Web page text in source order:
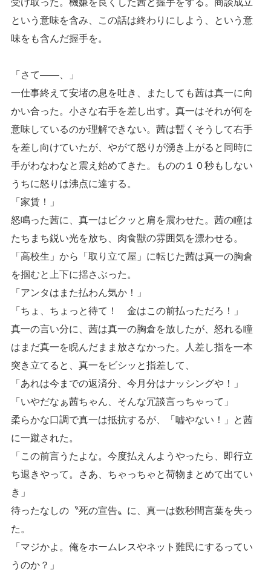
という意味を含み、この話は終わりにしよう、という意
味をも含んだ握手を。
「さて――、」
一仕事終えて安堵の息を吐き、またしても茜は真一に向
かい合った。小さな右手を差し出す。真一はそれが何を
意味しているのか理解できない。茜は暫くそうして右手
を差し向けていたが、やがて怒りが湧き上がると同時に
手がわなわなと震え始めてきた。ものの１０秒もしない
うちに怒りは沸点に達する。
「家賃！」
怒鳴った茜に、真一はビクッと肩を震わせた。茜の瞳は
たちまち鋭い光を放ち、肉食獣の雰囲気を漂わせる。
「高校生」から「取り立て屋」に転じた茜は真一の胸倉
を掴むと上下に揺さぶった。
「アンタはまた払わん気か！」
「ちょ、ちょっと待て！ 金はこの前払っただろ！」
真一の言い分に、茜は真一の胸倉を放したが、怒れる瞳
はまだ真一を睨んだまま放さなかった。人差し指を一本
突き立てると、真一をビシッと指差して、
「あれは今までの返済分、今月分はナッシングや！」
「いやだなぁ茜ちゃん、そんな冗談言っちゃって」
柔らかな口調で真一は抵抗するが、「嘘やない！」と茜
に一蹴された。
「この前言うたよな。今度払えんようやったら、即行立
ち退きやって。さあ、ちゃっちゃと荷物まとめて出てい
き」
待ったなしの〝死の宣告〟に、真一は数秒間言葉を失っ
た。
「マジかよ。俺をホームレスやネット難民にするってい
うのか？」